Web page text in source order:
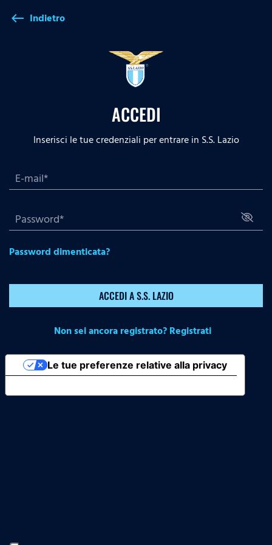
west Indietro
ACCEDI
Inserisci le tue credenziali per entrare in S.S. Lazio
Password dimenticata?
ACCEDI A S.S. LAZIO
Non sei ancora registrato? Registrati
Le tue preferenze relative alla privacy